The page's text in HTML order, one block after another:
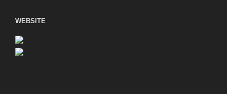
WEBSITE